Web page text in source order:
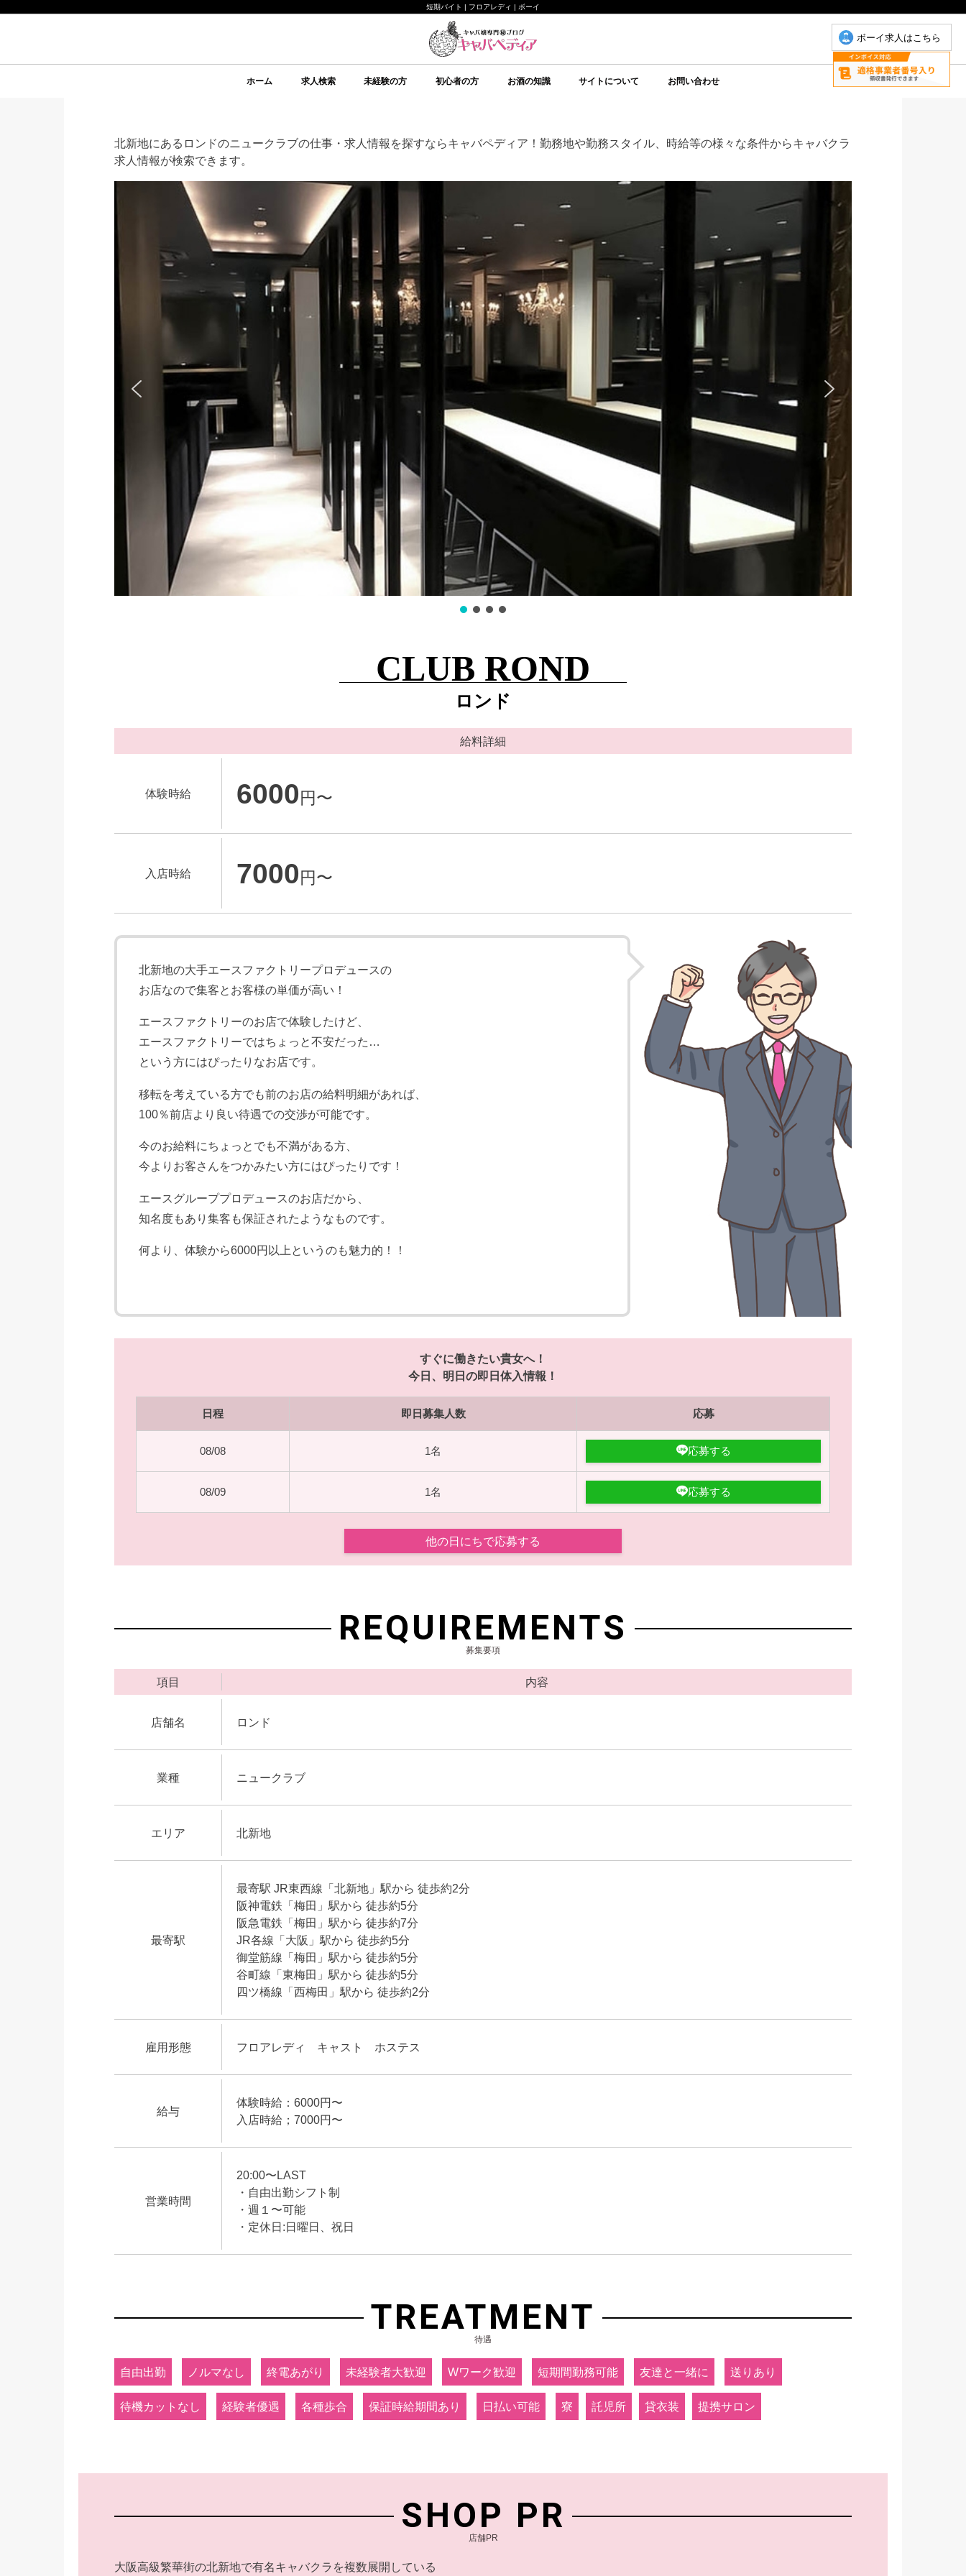
短期バイト | フロアレディ | ボーイ
ボーイ求人はこちら
ホーム 求人検索 未経験の方 初心者の方 お酒の知識 サイトについて お問い合わせ
北新地にあるロンドのニュークラブの仕事・求人情報を探すならキャバペディア！勤務地や勤務スタイル、時給等の様々な条件からキャバクラ
求人情報が検索できます。
CLUB ROND
ロンド
給料詳細
体験時給 6000円〜
入店時給 7000円〜
北新地の大手エースファクトリープロデュースの
お店なので集客とお客様の単価が高い！
エースファクトリーのお店で体験したけど、
エースファクトリーではちょっと不安だった…
という方にはぴったりなお店です。
移転を考えている方でも前のお店の給料明細があれば、
100％前店より良い待遇での交渉が可能です。
今のお給料にちょっとでも不満がある方、
今よりお客さんをつかみたい方にはぴったりです！
エースグループプロデュースのお店だから、
知名度もあり集客も保証されたようなものです。
何より、体験から6000円以上というのも魅力的！！
すぐに働きたい貴女へ！
今日、明日の即日体入情報！
日程 即日募集人数 応募
08/08 1名 応募する
08/09 1名 応募する
他の日にちで応募する
REQUIREMENTS
募集要項
項目 内容
店舗名 ロンド
業種 ニュークラブ
エリア 北新地
最寄駅
最寄駅 JR東西線「北新地」駅から 徒歩約2分
阪神電鉄「梅田」駅から 徒歩約5分
阪急電鉄「梅田」駅から 徒歩約7分
JR各線「大阪」駅から 徒歩約5分
御堂筋線「梅田」駅から 徒歩約5分
谷町線「東梅田」駅から 徒歩約5分
四ツ橋線「西梅田」駅から 徒歩約2分
雇用形態 フロアレディ キャスト ホステス
給与
体験時給：6000円〜
入店時給；7000円〜
営業時間
20:00〜LAST
・自由出勤シフト制
・週１〜可能
・定休日:日曜日、祝日
TREATMENT
待遇
自由出勤 ノルマなし 終電あがり 未経験者大歓迎 Wワーク歓迎 短期間勤務可能 友達と一緒に 送りあり
待機カットなし 経験者優遇 各種歩合 保証時給期間あり 日払い可能 寮 託児所 貸衣装 提携サロン
SHOP PR
店舗PR
大阪高級繁華街の北新地で有名キャバクラを複数展開している